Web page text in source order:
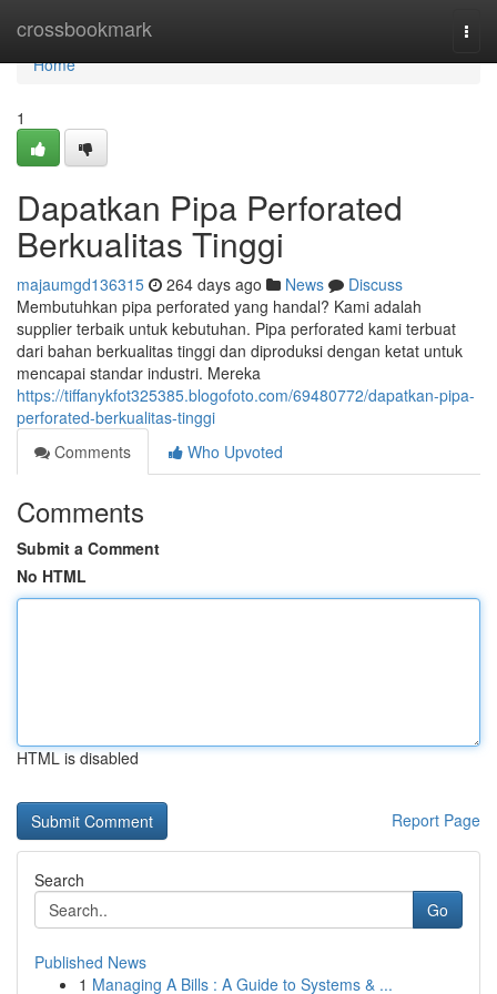
crossbookmark
Home
Home
1
Dapatkan Pipa Perforated
Berkualitas Tinggi
majaumgd136315 264 days ago News
Discuss
Membutuhkan pipa perforated yang handal? Kami adalah
supplier terbaik untuk kebutuhan. Pipa perforated kami terbuat
dari bahan berkualitas tinggi dan diproduksi dengan ketat untuk
mencapai standar industri. Mereka
https://tiffanykfot325385.blogofoto.com/69480772/dapatkan-pipa-
perforated-berkualitas-tinggi
Comments
Who Upvoted
Comments
Submit a Comment
No HTML
HTML is disabled
Report Page
Search
Go
Published News
1 Managing A Bills : A Guide to Systems & ...